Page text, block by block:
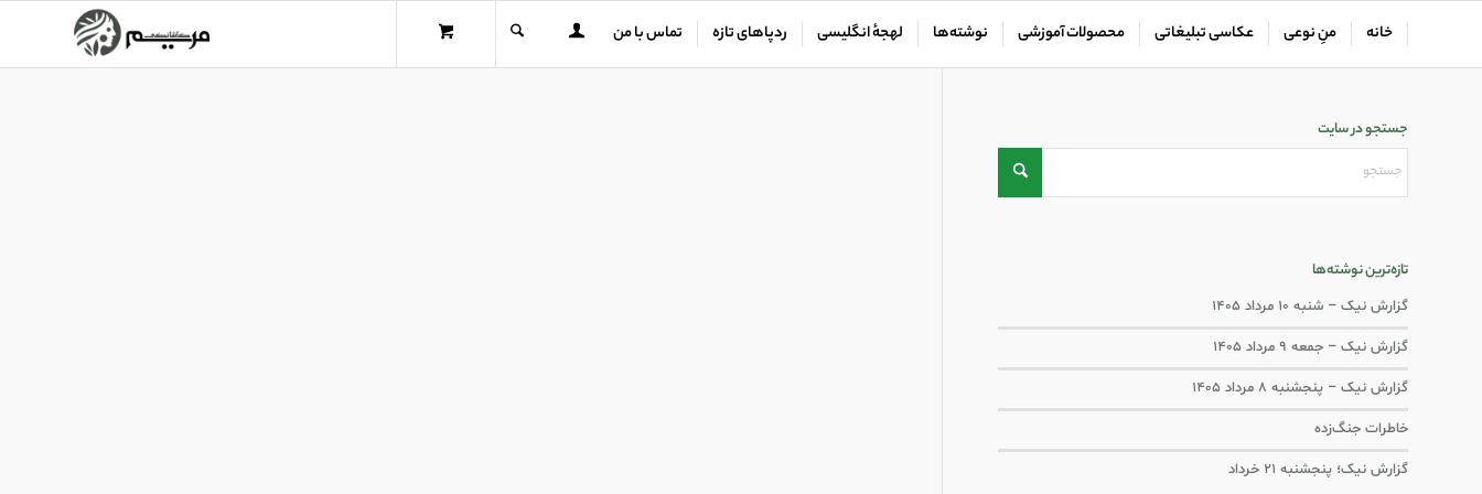
خانه منِ نوعی عکاسی تبلیغاتی محصولات آموزشی نوشته‌ها لهجهٔ انگلیسی ردپاهای تازه تماس با من
جستجو در سایت
تازه‌ترین نوشته‌ها
گزارش نیک – شنبه ۱۰ مرداد ۱۴۰۵
گزارش نیک – جمعه ۹ مرداد ۱۴۰۵
گزارش نیک – پنجشنبه ۸ مرداد ۱۴۰۵
خاطرات جنگ‌‌زده
گزارش نیک؛ پنجشنبه ۲۱ خرداد